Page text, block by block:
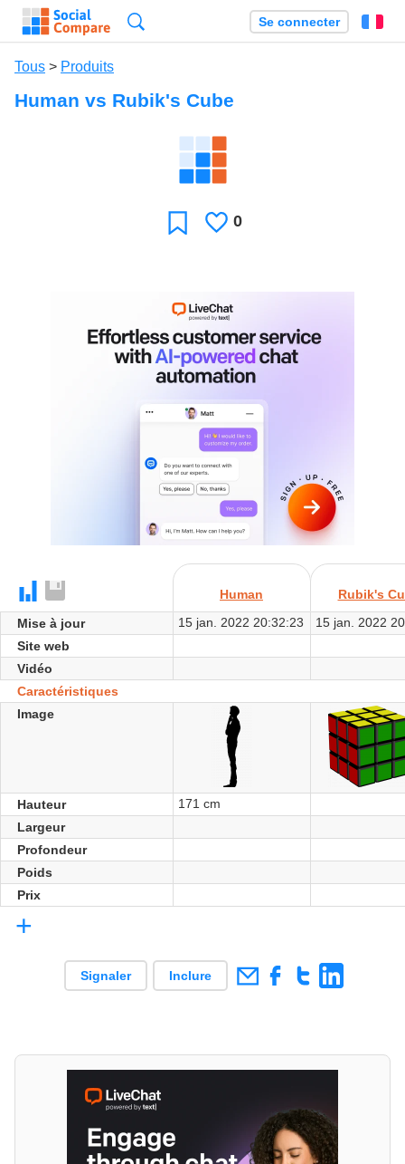
Se connecter
Tous > Produits
Human vs Rubik's Cube
Favori J'aime
0
Human
Rubik's
Mise à jour
15 jan. 2022 20:32:23
15 jan. 2022
Site web
Vidéo
Caractéristiques
Image
Hauteur
171 cm
Largeur
Profondeur
Poids
Prix
+
Signaler Inclure